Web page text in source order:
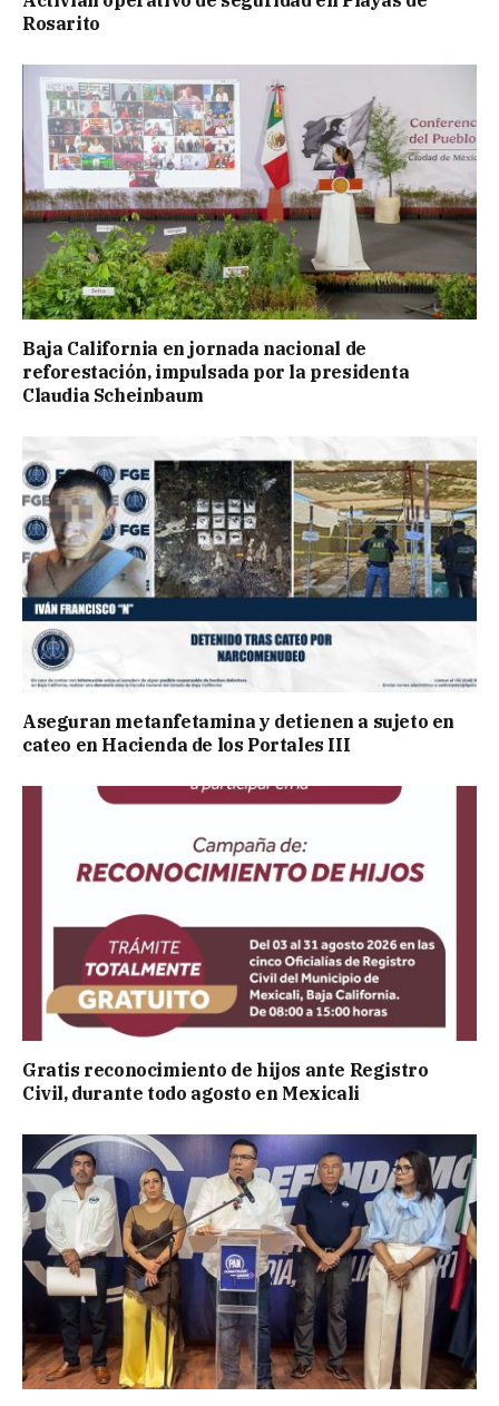
Rosarito
Baja California en jornada nacional de
reforestación, impulsada por la presidenta
Claudia Scheinbaum
Aseguran metanfetamina y detienen a sujeto en
cateo en Hacienda de los Portales III
Gratis reconocimiento de hijos ante Registro
Civil, durante todo agosto en Mexicali